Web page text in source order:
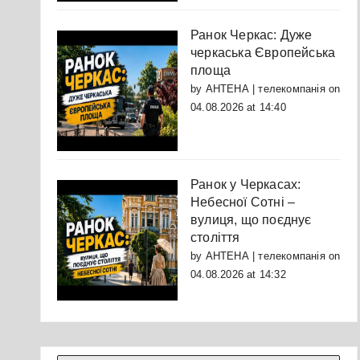
Ранок Черкас: Дуже
черкаська Європейська
площа
by АНТЕНА | телекомпаніяon
04.08.2026 at 14:40
Ранок у Черкасах:
Небесної Сотні –
вулиця, що поєднує
століття
by АНТЕНА | телекомпаніяon
04.08.2026 at 14:32